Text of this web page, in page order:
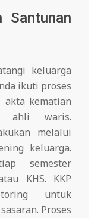
Santunan
keluarga
ikuti proses
akta kematian
ahli waris.
melalui
keluarga.
semester
KHS. KKP
untuk
Proses